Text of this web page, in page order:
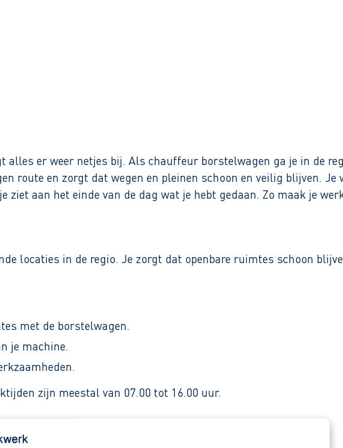
er weer netjes bij. Als chauffeur borstelwagen ga je in de
route en zorgt dat wegen en pleinen schoon en veilig blijven.
ziet aan het einde van de dag wat je hebt gedaan. Zo maak je
locaties in de regio. Je zorgt dat openbare ruimtes schoon
met de borstelwagen.
je machine.
zijn meestal van 07.00 tot 16.00 uur.